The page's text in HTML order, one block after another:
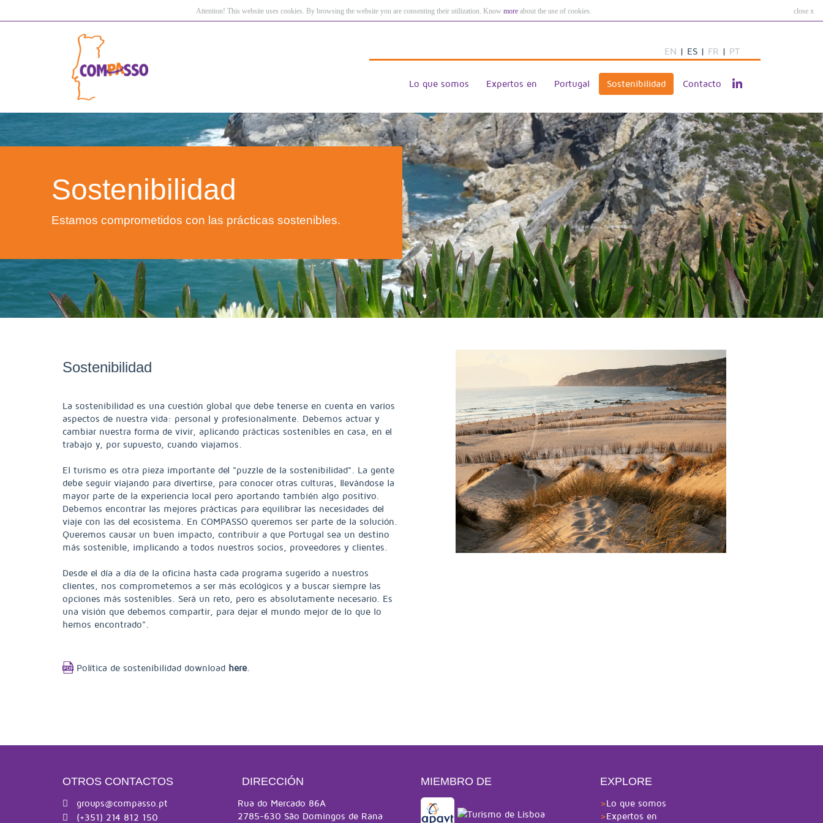
close x
Attention! This website uses cookies. By browsing the website you are consenting their utilization. Know more about the use of cookies.
EN | ES | FR | PT
Lo que somos Expertos en Portugal Sostenibilidad Contacto
Sostenibilidad
Estamos comprometidos con las prácticas sostenibles.
Sostenibilidad
La sostenibilidad es una cuestión global que debe tenerse en cuenta en varios
aspectos de nuestra vida: personal y profesionalmente. Debemos actuar y
cambiar nuestra forma de vivir, aplicando prácticas sostenibles en casa, en el
trabajo y, por supuesto, cuando viajamos.
El turismo es otra pieza importante del "puzzle de la sostenibilidad". La gente
debe seguir viajando para divertirse, para conocer otras culturas, llevándose la
mayor parte de la experiencia local pero aportando también algo positivo.
Debemos encontrar las mejores prácticas para equilibrar las necesidades del
viaje con las del ecosistema. En COMPASSO queremos ser parte de la solución.
Queremos causar un buen impacto, contribuir a que Portugal sea un destino
más sostenible, implicando a todos nuestros socios, proveedores y clientes.
Desde el día a día de la oficina hasta cada programa sugerido a nuestros
clientes, nos comprometemos a ser más ecológicos y a buscar siempre las
opciones más sostenibles. Será un reto, pero es absolutamente necesario. Es
una visión que debemos compartir, para dejar el mundo mejor de lo que lo
hemos encontrado".
Política de sostenibilidad download here.
OTROS CONTACTOS
groups@compasso.pt
(+351) 214 812 150
DIRECCIÓN
Rua do Mercado 86A
2785-630 São Domingos de Rana
MIEMBRO DE EXPLORE
>Lo que somos
>Expertos en